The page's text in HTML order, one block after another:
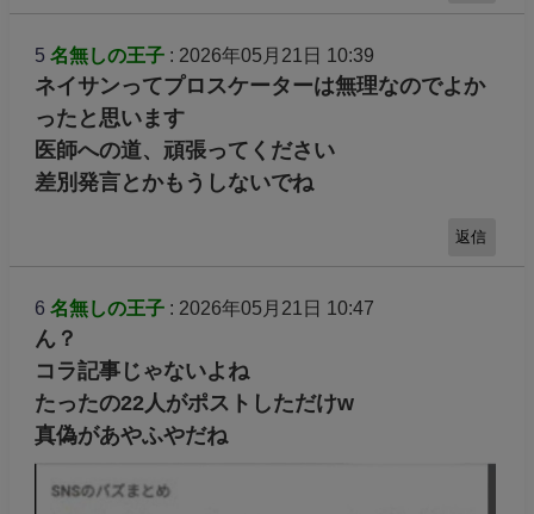
5 名無しの王子: 2026年05月21日 10:39
ネイサンってプロスケーターは無理なのでよか
ったと思います
医師への道、頑張ってください
差別発言とかもうしないでね
返信
6 名無しの王子: 2026年05月21日 10:47
ん？
コラ記事じゃないよね
たったの22人がポストしただけw
真偽があやふやだね